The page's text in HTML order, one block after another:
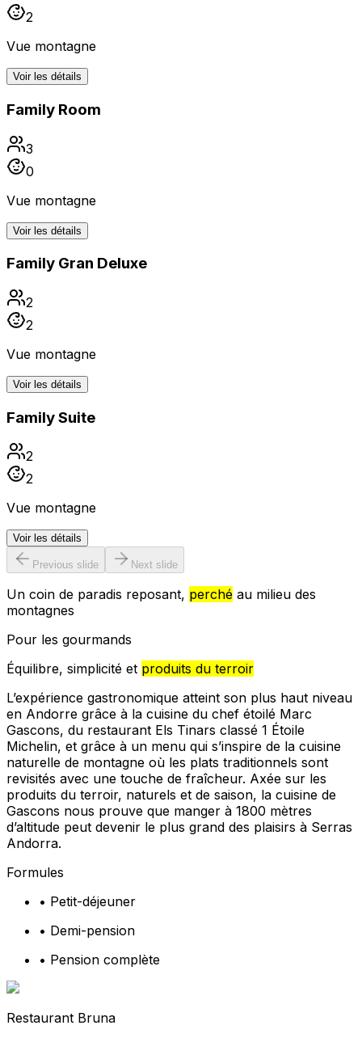
2
Vue montagne
Voir les détails
Family Room
3
0
Vue montagne
Voir les détails
Family Gran Deluxe
2
2
Vue montagne
Voir les détails
Family Suite
2
2
Vue montagne
Voir les détails
Previous slide Next slide
Un coin de paradis reposant, perché au milieu des
montagnes
Pour les gourmands
Équilibre, simplicité et produits du terroir
L’expérience gastronomique atteint son plus haut niveau
en Andorre grâce à la cuisine du chef étoilé Marc
Gascons, du restaurant Els Tinars classé 1 Étoile
Michelin, et grâce à un menu qui s’inspire de la cuisine
naturelle de montagne où les plats traditionnels sont
revisités avec une touche de fraîcheur. Axée sur les
produits du terroir, naturels et de saison, la cuisine de
Gascons nous prouve que manger à 1800 mètres
d’altitude peut devenir le plus grand des plaisirs à Serras
Andorra.
Formules
• Petit-déjeuner
• Demi-pension
• Pension complète
Restaurant Bruna